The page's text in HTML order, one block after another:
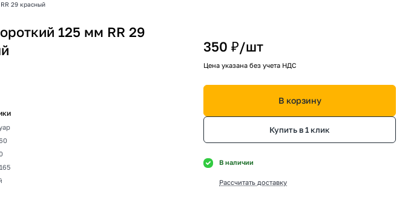
29 красный
125 мм RR 29
165
350 ₽/шт
Цена указана без учета НДС
В корзину
Купить в 1 клик
В наличии
Рассчитать доставку